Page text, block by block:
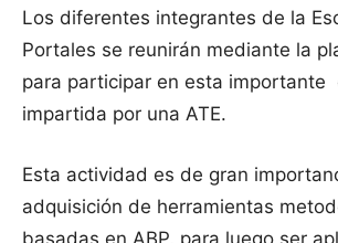
Los diferentes integrantes de la
Portales se reunirán mediante la
para participar en esta importante
impartida por una ATE.
Esta actividad es de gran
adquisición de herramientas